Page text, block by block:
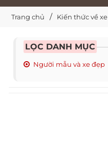
Trang chủ Kiến thức về xe
LỌC DANH MỤC
Người mẫu và xe đẹp